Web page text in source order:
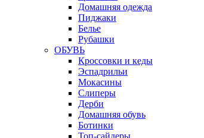
Домашняя одежда
Пиджаки
Белье
Рубашки
ОБУВЬ
Кроссовки и кеды
Эспадрильи
Мокасины
Слиперы
Дерби
Домашняя обувь
Ботинки
Топ-сайдеры